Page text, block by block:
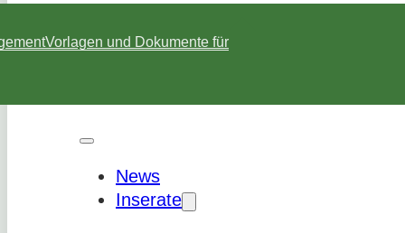
Vorlagen und Dokumente für
News
Inserate